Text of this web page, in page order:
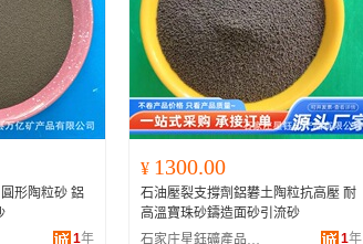
形陶粒砂 鋁
1年
¥ 1300.00
石油壓裂支撐劑鋁礬土陶粒抗高壓 耐
高溫寶珠砂鑄造面砂引流砂
石家庄星鈺礦產品有限公司
1年